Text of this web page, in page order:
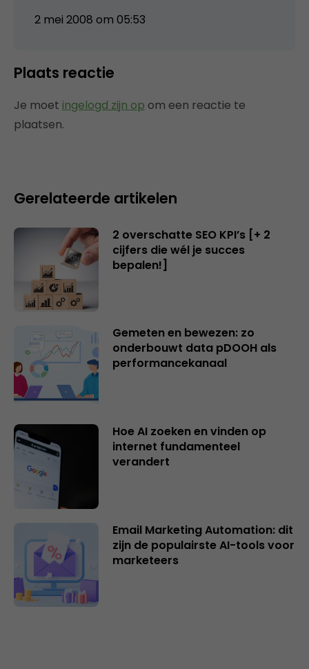
2 mei 2008 om 05:53
Plaats reactie
Je moet ingelogd zijn op om een reactie te
plaatsen.
Gerelateerde artikelen
2 overschatte SEO KPI’s [+ 2
cijfers die wél je succes
bepalen!]
Gemeten en bewezen: zo
onderbouwt data pDOOH als
performancekanaal
Hoe AI zoeken en vinden op
internet fundamenteel
verandert
Email Marketing Automation: dit
zijn de populairste AI-tools voor
marketeers